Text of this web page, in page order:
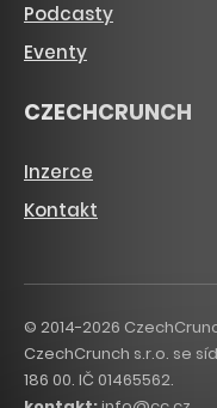
Podcasty
Eventy
CZECHCRUNCH
Inzerce
Kontakt
© 2014-2026
CzechCrunch s.r.o. se
186 00. IČ 01465562.